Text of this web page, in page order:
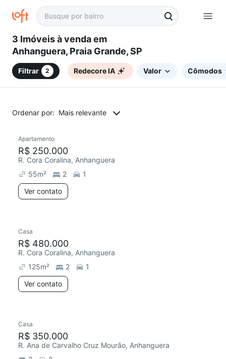
3 Imóveis à venda em
Anhanguera, Praia Grande, SP
Filtrar 2 Redecore IA Valor Cômodos
Ordenar por: Mais relevante
Redecorar
Apartamento
R$ 250.000
R. Cora Coralina, Anhanguera
55m² 2
1
Ver contato
Casa
R$ 480.000
R. Cora Coralina, Anhanguera
125m² 2
1
Ver contato
Casa
R$ 350.000
R. Ana de Carvalho Cruz Mourão, Anhanguera